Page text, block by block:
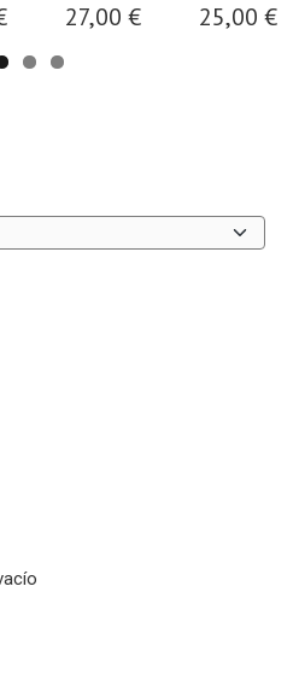
27,00 € 25,00 €